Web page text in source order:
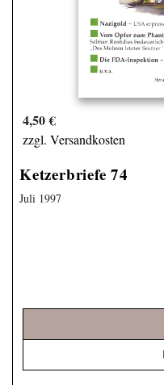
4,50 €
zzgl. Versandkosten
Ketzerbriefe 74
Juli 1997